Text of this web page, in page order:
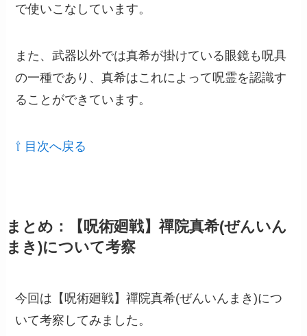
で使いこなしています。
また、武器以外では真希が掛けている眼鏡も呪具
の一種であり、真希はこれによって呪霊を認識す
ることができています。
⇧ 目次へ戻る
まとめ：【呪術廻戦】禪院真希(ぜんいん
まき)について考察
今回は【呪術廻戦】禪院真希(ぜんいんまき)につ
いて考察してみました。